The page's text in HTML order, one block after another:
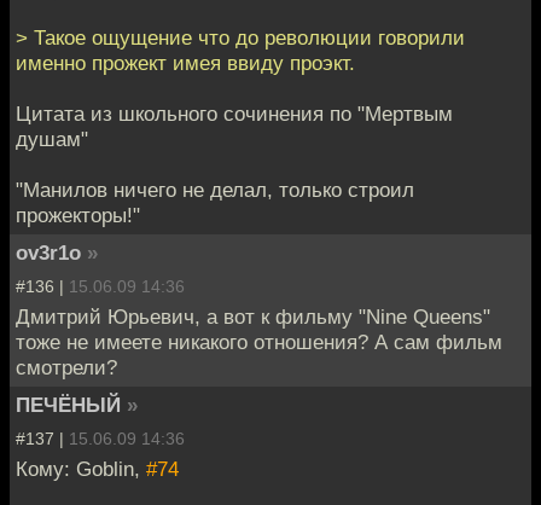
> Такое ощущение что до революции говорили
именно прожект имея ввиду проэкт.
Цитата из школьного сочинения по "Мертвым
душам"
"Манилов ничего не делал, только строил
прожекторы!"
ov3r1o »
#136 | 15.06.09 14:36
Дмитрий Юрьевич, а вот к фильму "Nine Queens"
тоже не имеете никакого отношения? А сам фильм
смотрели?
ПЕЧЁНЫЙ »
#137 | 15.06.09 14:36
Кому: Goblin, #74